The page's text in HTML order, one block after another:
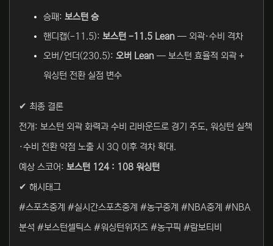
승패: 보스턴 승
핸디캡(-11.5): 보스턴 -11.5 Lean — 외곽·수비 격차
오버/언더(230.5): 오버 Lean — 보스턴 효율적 외곽 +
워싱턴 전환 실점 변수
✔ 최종 결론
전개: 보스턴 외곽 화력과 수비 리바운드로 경기 주도, 워싱턴 실책
·수비 전환 약점 노출 시 3Q 이후 격차 확대.
예상 스코어: 보스턴 124 : 108 워싱턴
✔ 해시태그
#스포츠중계 #실시간스포츠중계 #농구중계 #NBA중계 #NBA
분석 #보스턴셀틱스 #워싱턴위저즈 #농구픽 #람보티비